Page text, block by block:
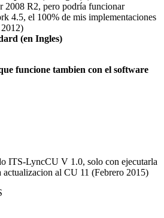
2008 R2, pero podría funcionar
4.5, el 100% de mis implementaciones
(en Ingles)
funcione tambien con el software
ITS-LyncCU V 1.0, solo con ejecutarla
actualizacion al CU 11 (Febrero 2015)